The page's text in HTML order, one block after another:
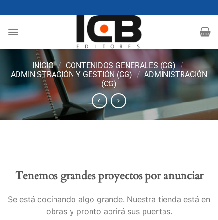
al
contenido
INICIO / CONTENIDOS GENERALES (CG) /
ADMINISTRACIÓN Y GESTIÓN (CG) / ADMINISTRACIÓN
(CG)
Tenemos grandes proyectos por anunciar
Se está cocinando algo grande. Nuestra tienda está en
obras y pronto abrirá sus puertas.